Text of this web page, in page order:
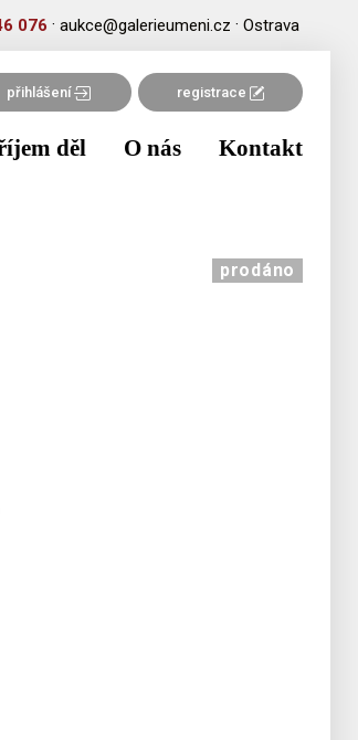
076 · aukce@galerieumeni.cz · Ostrava
přihlášení registrace
děl O nás Kontakt
prodáno